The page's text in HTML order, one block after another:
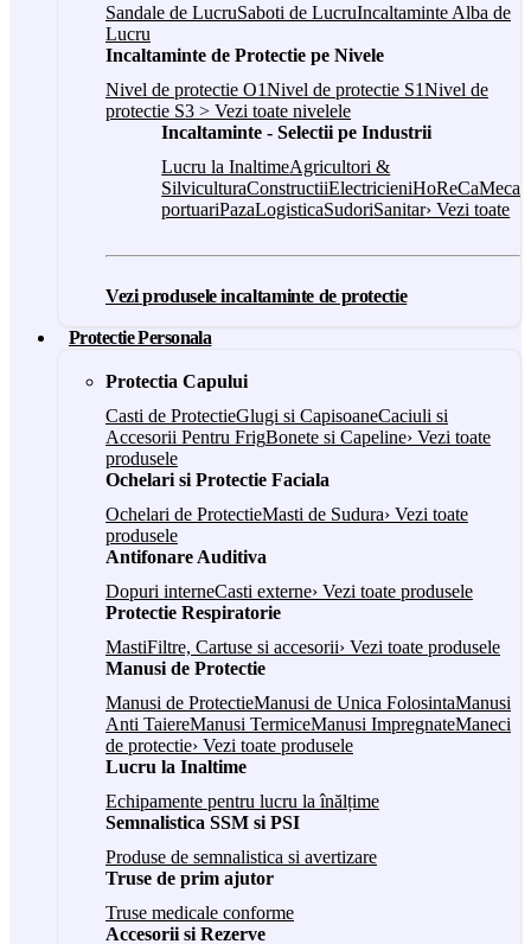
Sandale de LucruSaboti de LucruIncaltaminte Alba de
Lucru
Incaltaminte de Protectie pe Nivele
Nivel de protectie O1Nivel de protectie S1Nivel de
protectie S3 > Vezi toate nivelele
Incaltaminte - Selectii pe Industrii
Lucru la InaltimeAgricultori &
SilviculturaConstructiiElectricieniHoReCa
portuariPazaLogisticaSudoriSanitar› Vezi toate
Vezi produsele incaltaminte de protectie
Protectie Personala
Protectia Capului
Casti de ProtectieGlugi si CapisoaneCaciuli si
Accesorii Pentru FrigBonete si Capeline› Vezi toate
produsele
Ochelari si Protectie Faciala
Ochelari de ProtectieMasti de Sudura› Vezi toate
produsele
Antifonare Auditiva
Dopuri interneCasti externe› Vezi toate produsele
Protectie Respiratorie
MastiFiltre, Cartuse si accesorii› Vezi toate produsele
Manusi de Protectie
Manusi de ProtectieManusi de Unica FolosintaManusi
Anti TaiereManusi TermiceManusi ImpregnateManeci
de protectie› Vezi toate produsele
Lucru la Inaltime
Echipamente pentru lucru la înălțime
Semnalistica SSM si PSI
Produse de semnalistica si avertizare
Truse de prim ajutor
Truse medicale conforme
Accesorii si Rezerve